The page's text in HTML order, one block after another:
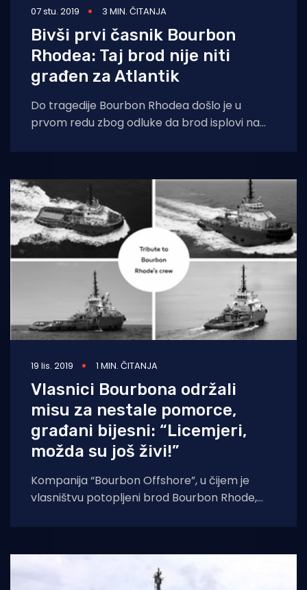
07 stu. 2019 3 MIN. ČITANJA
Bivši prvi časnik Bourbon
Rhodea: Taj brod nije niti
građen za Atlantik
Do tragedije Bourbon Rhodea došlo je u
prvom redu zbog odluke da brod isplovi na
19 lis. 2019 1 MIN. ČITANJA
Vlasnici Bourbona održali
misu za nestale pomorce,
građani bijesni: “Licemjeri,
možda su još živi!”
Kompanija “Bourbon Offshore”, u čijem je
vlasništvu potopljeni brod Bourbon Rhode,
misu zadušnicu